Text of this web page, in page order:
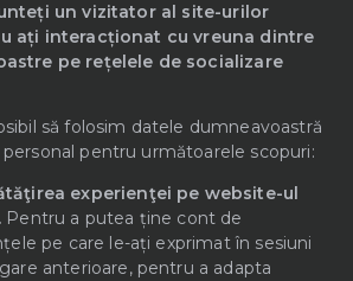
un vizitator al site-urilor
ați interacționat cu vreuna dintre
pe rețelele de socializare
să folosim datele dumneavoastră
pentru următoarele scopuri:
experienţei pe website-ul
Pentru a putea ține cont de
pe care le-ați exprimat în sesiuni
anterioare, pentru a adapta